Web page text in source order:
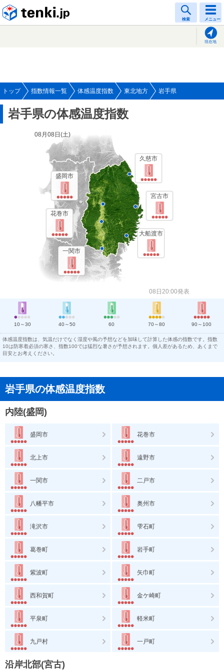
検索 メニュー
現在地
トップ 指数情報一覧 体感温度指数 東北地方 岩手県
岩手県の体感温度指数
08月08日(土)
盛岡市
宮古市
大船渡市
花巻市
久慈市
一関市
08日20:00発表
10～30 40～50 60 70～80 90～100
体感温度指数は、気温だけでなく湿度や風の予想などを加味して計算した体感の指数です。指数
10は防寒着必須の寒さ、指数100では猛烈な暑さが予想されます。個人差があるため、あくまで
目安とお考えください。
岩手県の体感温度指数
内陸(盛岡)
盛岡市 花巻市
北上市 遠野市
一関市 二戸市
八幡平市 奥州市
滝沢市 雫石町
葛巻町 岩手町
紫波町 矢巾町
西和賀町 金ケ崎町
平泉町 軽米町
九戸村 一戸町
沿岸北部(宮古)